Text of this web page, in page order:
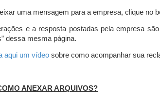
uma mensagem para a empresa, clique no
e a resposta postadas pela empresa
dessa mesma página.
aqui um vídeo sobre como acompanhar sua
ANEXAR ARQUIVOS?